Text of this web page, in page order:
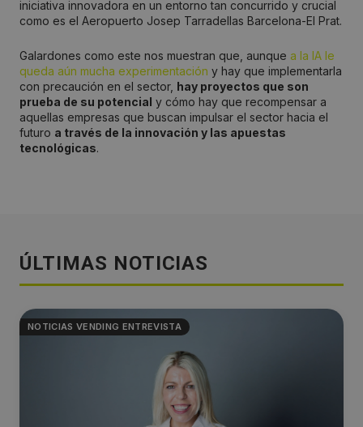
iniciativa innovadora en un entorno tan concurrido y crucial
como es el Aeropuerto Josep Tarradellas Barcelona-El Prat.
Galardones como este nos muestran que, aunque a la IA le
queda aún mucha experimentación y hay que implementarla
con precaución en el sector, hay proyectos que son
prueba de su potencial y cómo hay que recompensar a
aquellas empresas que buscan impulsar el sector hacia el
futuro a través de la innovación y las apuestas
tecnológicas.
ÚLTIMAS NOTICIAS
NOTICIAS VENDING ENTREVISTA